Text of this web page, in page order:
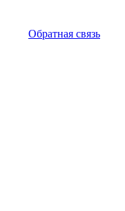
Обратная связь